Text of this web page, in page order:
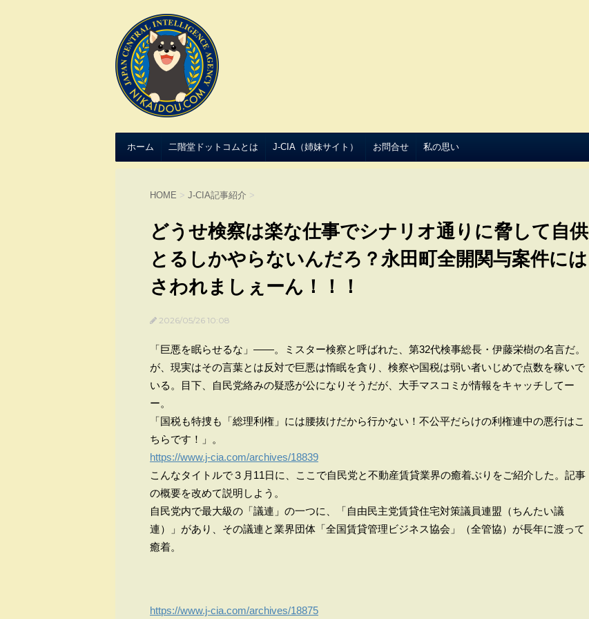
ホーム 二階堂ドットコムとは J-CIA（姉妹サイト） お問合せ 私の思い
HOME > J-CIA記事紹介 >
どうせ検察は楽な仕事でシナリオ通りに脅して自供
とるしかやらないんだろ？永田町全開関与案件には
さわれましぇーん！！！
2026/05/26 10:08
「巨悪を眠らせるな」――。ミスター検察と呼ばれた、第32代検事総長・伊藤栄樹の名言だ。
が、現実はその言葉とは反対で巨悪は惰眠を貪り、検察や国税は弱い者いじめで点数を稼いで
いる。目下、自民党絡みの疑惑が公になりそうだが、大手マスコミが情報をキャッチしてー
ー。
「国税も特捜も「総理利権」には腰抜けだから行かない！不公平だらけの利権連中の悪行はこ
ちらです！」。
https://www.j-cia.com/archives/18839
こんなタイトルで３月11日に、ここで自民党と不動産賃貸業界の癒着ぶりをご紹介した。記事
の概要を改めて説明しよう。
自民党内で最大級の「議連」の一つに、「自由民主党賃貸住宅対策議員連盟（ちんたい議
連）」があり、その議連と業界団体「全国賃貸管理ビジネス協会」（全管協）が長年に渡って
癒着。
https://www.j-cia.com/archives/18875